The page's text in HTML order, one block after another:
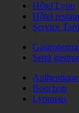
Hôtel Lyon
Hôtel
Service Tard
Semi
Bouchon
Lyonnais